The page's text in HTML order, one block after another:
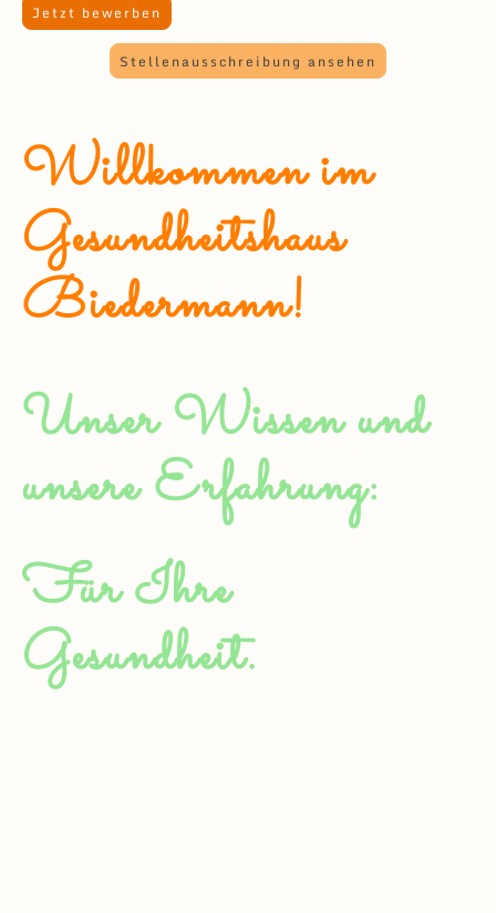
Jetzt bewerben
Stellenausschreibung ansehen
Willkommen im
Gesundheitshaus
Biedermann!
Unser Wissen und
unsere Erfahrung:
Für Ihre
Gesundheit.